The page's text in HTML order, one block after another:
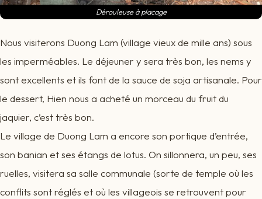
Dérouleuse à placage
Nous visiterons Duong Lam (village vieux de mille ans) sous
les imperméables. Le déjeuner y sera très bon, les nems y
sont excellents et ils font de la sauce de soja artisanale. Pour
le dessert, Hien nous a acheté un morceau du fruit du
jaquier, c’est très bon.
Le village de Duong Lam a encore son portique d’entrée,
son banian et ses étangs de lotus. On sillonnera, un peu, ses
ruelles, visitera sa salle communale (sorte de temple où les
conflits sont réglés et où les villageois se retrouvent pour